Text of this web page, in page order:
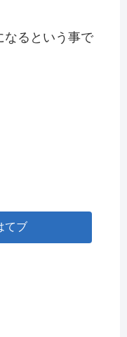
なるという事で
てブ